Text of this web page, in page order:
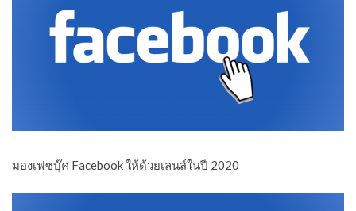
มองเฟซบุ๊ค Facebook ให้ด้วยเลนส์ในปี 2020